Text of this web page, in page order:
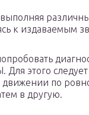
к издаваемым
этого
движении по
в другую.